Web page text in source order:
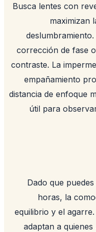
Busca lentes
corrección de
contraste. La
distancia de
útil para
Dado que
horas, la
equilibrio y el
adaptan a